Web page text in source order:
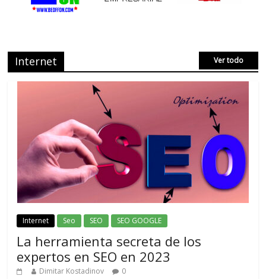
Internet Ver todo
Internet Seo SEO SEO GOOGLE
La herramienta secreta de los
expertos en SEO en 2023
Dimitar Kostadinov 0